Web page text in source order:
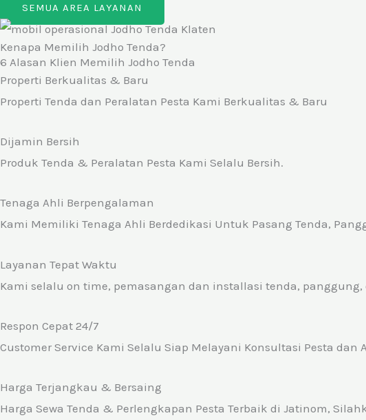
SEMUA AREA LAYANAN
Kenapa Memilih Jodho Tenda?
6 Alasan Klien Memilih Jodho Tenda
Properti Berkualitas & Baru
Properti Tenda dan Peralatan Pesta Kami Berkualitas & Baru
Dijamin Bersih
Produk Tenda & Peralatan Pesta Kami Selalu Bersih.
Tenaga Ahli Berpengalaman
Kami Memiliki Tenaga Ahli Berdedikasi Untuk Pasang Tenda,
Layanan Tepat Waktu
Kami selalu on time, pemasangan dan installasi tenda,
Respon Cepat 24/7
Customer Service Kami Selalu Siap Melayani Konsultasi Pesta dan
Harga Terjangkau & Bersaing
Harga Sewa Tenda & Perlengkapan Pesta Terbaik di Jatinom,